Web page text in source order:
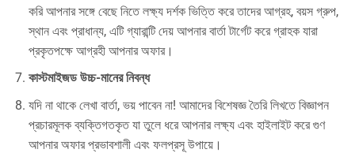
করি আপনার সঙ্গে বেছে নিতে লক্ষ্য দর্শক ভিত্তি করে তাদের আগ্রহ, বয়স গ্রুপ,
স্থান এবং প্রাধান্য, এটি গ্যারান্টি দেয় আপনার বার্তা টার্গেট করে গ্রাহক যারা
প্রকৃতপক্ষে আগ্রহী আপনার অফার।
কাস্টমাইজড উচ্চ-মানের নিবন্ধ
যদি না থাকে লেখা বার্তা, ভয় পাবেন না! আমাদের বিশেষজ্ঞ তৈরি লিখতে বিজ্ঞাপন
প্রচারমূলক ব্যক্তিগতকৃত যা তুলে ধরে আপনার লক্ষ্য এবং হাইলাইট করে গুণ
আপনার অফার প্রভাবশালী এবং ফলপ্রসূ উপায়ে।